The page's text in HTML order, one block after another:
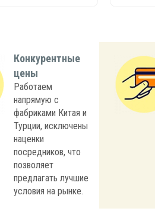
Конкурентные
цены
Работаем
напрямую с
фабриками Китая и
Турции, исключены
наценки
посредников, что
позволяет
предлагать лучшие
условия на рынке.